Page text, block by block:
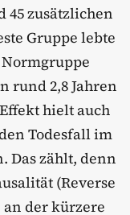
zusätzlichen
Gruppe lebte
rund 2,8 Jahren
hielt auch
Todesfall im
Das zählt, denn
(Reverse
der kürzere